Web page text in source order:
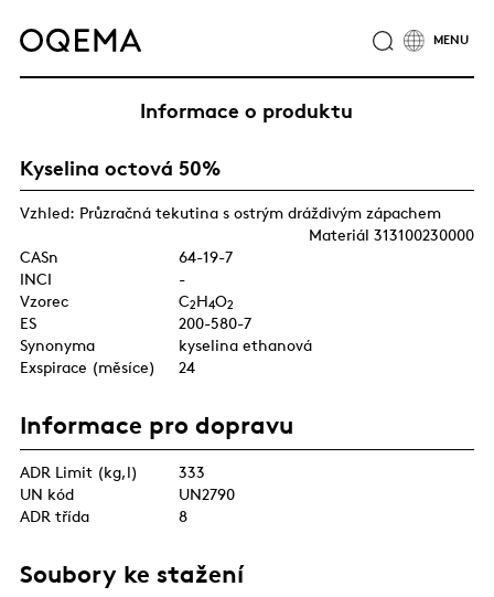
O NÁS
SLUŽBY
KATALOG PRODUKTŮ
NOVINKY
KONTAKTY
SKUPINA OQEMA
Informace o produktu
Kyselina octová 50%
Vzhled: Průzračná tekutina s ostrým dráždivým zápachem
Materiál 313100230000
CASn
64-19-7
INCI
-
Vzorec
C2H4O2
ES
200-580-7
Synonyma
kyselina ethanová
Exspirace (měsíce)
24
Informace pro dopravu
ADR Limit (kg,l)
333
UN kód
UN2790
ADR třída
8
Soubory ke stažení